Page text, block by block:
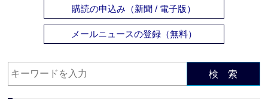
購読の申込み（新聞 / 電子版）
メールニュースの登録（無料）
検 索